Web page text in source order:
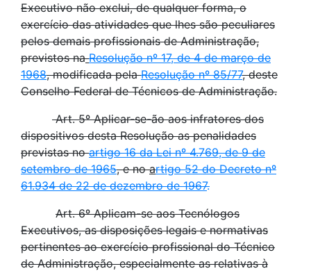
Executivo não exclui, de qualquer forma, o
exercício das atividades que lhes são peculiares
pelos demais profissionais de Administração,
previstos na Resolução nº 17, de 4 de março de
1968, modificada pelaResolução nº 85/77, deste
Conselho Federal de Técnicos de Administração.
Art. 5º Aplicar-se-ão aos infratores dos
dispositivos desta Resolução as penalidades
previstas noartigo 16 da Lei nº 4.769, de 9 de
setembro de 1965, e noartigo 52 do Decreto nº
61.934 de 22 de dezembro de 1967.
Art. 6º Aplicam-se aos Tecnólogos
Executivos, as disposições legais e normativas
pertinentes ao exercício profissional do Técnico
de Administração, especialmente as relativas à